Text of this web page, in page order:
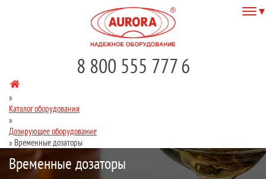
8 800 555 777 6
»
Каталог оборудования
»
Дозирующее оборудование
» Временные дозаторы
Временные дозаторы